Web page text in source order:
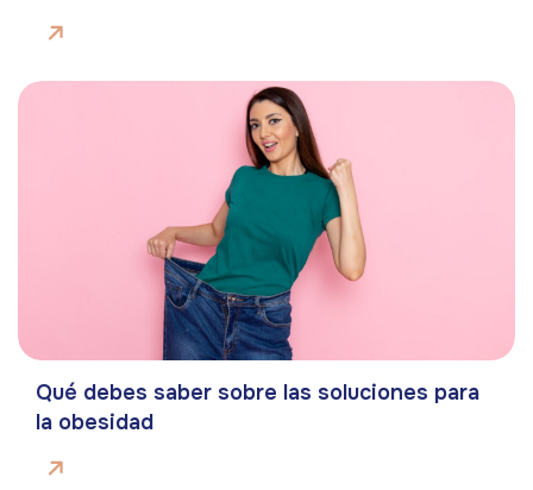
Qué debes saber sobre las soluciones para
la obesidad